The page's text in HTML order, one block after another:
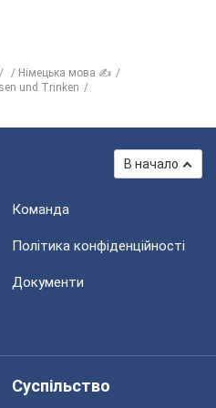
Німецька мова ✍
und Trinken
В начало
Команда
Політика конфіденційності
Документи
Суспільство